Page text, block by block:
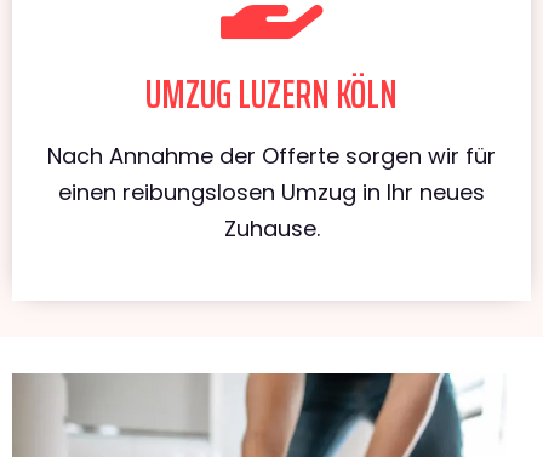
UMZUG LUZERN KÖLN
Nach Annahme der Offerte sorgen wir für
einen reibungslosen Umzug in Ihr neues
Zuhause.